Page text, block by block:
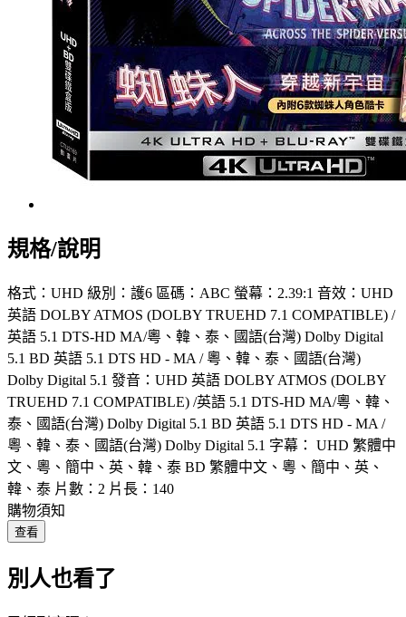
規格/說明
格式：UHD 級別：護6 區碼：ABC 螢幕：2.39:1 音效：UHD
英語 DOLBY ATMOS (DOLBY TRUEHD 7.1 COMPATIBLE) /
英語 5.1 DTS-HD MA/粵、韓、泰、國語(台灣) Dolby Digital
5.1 BD 英語 5.1 DTS HD - MA / 粵、韓、泰、國語(台灣)
Dolby Digital 5.1 發音：UHD 英語 DOLBY ATMOS (DOLBY
TRUEHD 7.1 COMPATIBLE) /英語 5.1 DTS-HD MA/粵、韓、
泰、國語(台灣) Dolby Digital 5.1 BD 英語 5.1 DTS HD - MA /
粵、韓、泰、國語(台灣) Dolby Digital 5.1 字幕： UHD 繁體中
文、粵、簡中、英、韓、泰 BD 繁體中文、粵、簡中、英、
韓、泰 片數：2 片長：140
購物須知
查看
別人也看了